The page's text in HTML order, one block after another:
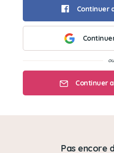
Continuer
Continuer
Pas encore